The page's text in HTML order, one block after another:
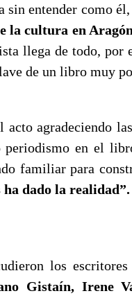
sin entender como
la cultura en
llega de todo, por
de un libro muy
agradeciendo
periodismo en el
familiar para
dado la realidad”.
los
Gistaín, Irene